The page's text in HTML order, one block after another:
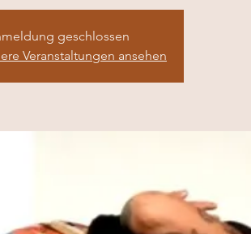
geschlossen
Veranstaltungen ansehen